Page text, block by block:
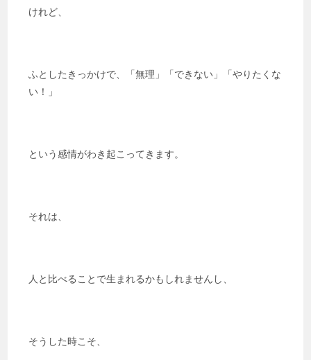
けれど、
ふとしたきっかけで、「無理」「できない」「やりたくな
い！」
という感情がわき起こってきます。
それは、
人と比べることで生まれるかもしれませんし、
そうした時こそ、